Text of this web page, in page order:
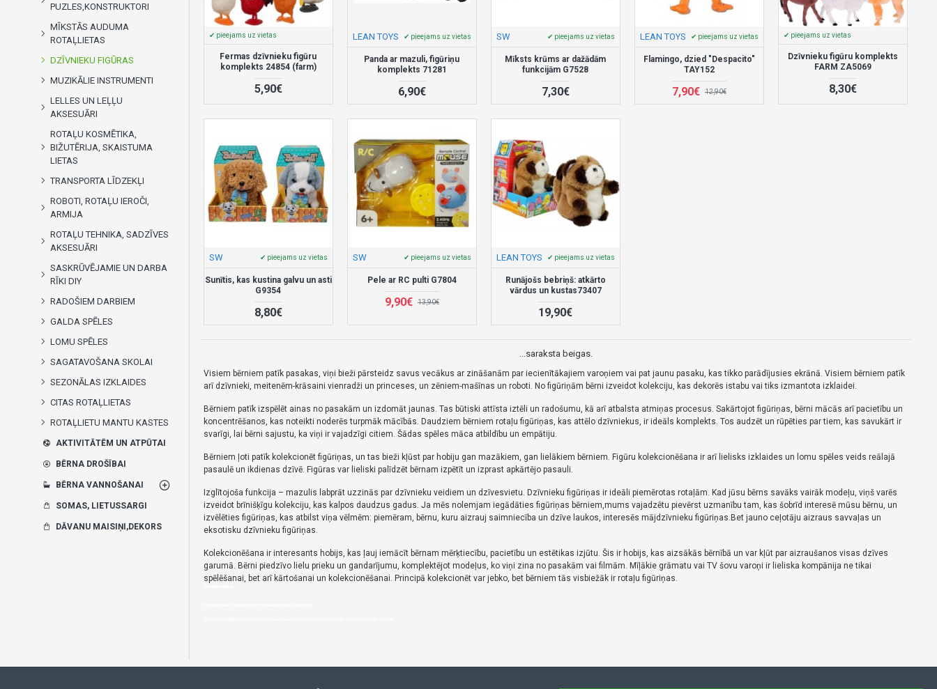
PUZLES,KONSTRUKTORI
MĪKSTĀS AUDUMA
ROTAĻLIETAS
DZĪVNIEKU FIGŪRAS
MUZIKĀLIE INSTRUMENTI
LELLES UN LEĻĻU
AKSESUĀRI
ROTAĻU KOSMĒTIKA,
BIŽUTĒRIJA, SKAISTUMA
LIETAS
TRANSPORTA LĪDZEKĻI
ROBOTI, ROTAĻU IEROČI,
ARMIJA
ROTAĻU TEHNIKA, SADZĪVES
AKSESUĀRI
SASKRŪVĒJAMIE UN DARBA
RĪKI DIY
RADOŠIEM DARBIEM
GALDA SPĒLES
LOMU SPĒLES
SAGATAVOŠANA SKOLAI
SEZONĀLAS IZKLAIDES
CITAS ROTAĻLIETAS
ROTAĻLIETU MANTU KASTES
AKTIVITĀTĒM UN ATPŪTAI
BĒRNA DROŠĪBAI
BĒRNA VANNOŠANAI
SOMAS, LIETUSSARGI
DĀVANU MAISIŅI,DEKORS
Visiem bērniem patīk pasakas, viņi bieži pārsteidz savus vecākus ar zināšanām par iecienītākajiem varoņiem vai pat jaunu pasaku, kas tikko parādījusies ekrānā. Visiem bērniem patīk
arī dzīvnieki, meitenēm-krāsaini vienradži un princeses, un zēniem-mašīnas un roboti. No figūriņām bērni izveidot kolekciju, kas dekorēs istabu vai tiks izmantota izklaidei.
Bērniem patīk izspēlēt ainas no pasakām un izdomāt jaunas. Tas būtiski attīsta iztēli un radošumu, kā arī atbalsta atmiņas procesus. Sakārtojot figūriņas, bērni mācās arī pacietību un
koncentrēšanos, kas noteikti noderēs turpmāk mācībās. Daudziem bērniem rotaļu figūriņas, kas attēlo dzīvniekus, ir ideāls komplekts. Tos audzēt un rūpēties par tiem, kas savukārt ir
svarīgi, lai bērni sajustu, ka viņi ir vajadzīgi citiem. Šādas spēles māca atbildību un empātiju.
Bērniem ļoti patīk kolekcionēt figūriņas, un tas bieži kļūst par hobiju gan mazākiem, gan lielākiem bērniem. Figūru kolekcionēšana ir arī lielisks izklaides un lomu spēles veids reālajā
pasaulē un ikdienas dzīvē. Figūras var lieliski palīdzēt bērnam izpētīt un izprast apkārtējo pasauli.
Izglītojoša funkcija – mazulis labprāt uzzinās par dzīvnieku veidiem un dzīvesvietu. Dzīvnieku figūriņas ir ideāli piemērotas rotaļām. Kad jūsu bērns savāks vairāk modeļu, viņš varēs
izveidot brīnišķīgu kolekciju, kas kalpos daudzus gadus. Ja mēs nolemjam iegādāties figūriņas bērniem,mums vajadzētu pievērst uzmanību tam, kas šobrīd interesē mūsu bērnu, un
izvēlēties figūriņas, kas atbilst viņa vēlmēm: piemēram, bērnu, kuru aizrauj saimniecība un dzīve laukos, interesēs mājdzīvnieku figūriņas. Bet jauno ceļotāju aizraus savvaļas un
eksotisku dzīvnieku figūriņas
Kolekcionēšana ir interesants hobijs, kas ļauj iemācīt bērnam mērķtiecību, pacietību un estētikas izjūtu. Šis ir hobijs, kas aizsākās bērnībā un var kļūt par aizraušanos visas dzīves
garumā. Bērni piedzīvo lielu prieku un gandarījumu, komplektējot modeļus, ko viņi zina no pasakām vai filmām. Mīļākie grāmatu vai TV šovu varoņi ir lieliska kompānija ne tikai
spēlēšanai, bet arī kārtošanai un kolekcionēšanai. Principā kolekcionēt var jebko, bet bērniem tās visbiežāk ir rotaļu figūriņas.
✔ pieejams uz vietas
Fermas dzīvnieku figūru
komplekts 24854 (farm)
5,90€
LEAN TOYS ✔ pieejams uz vietas
Panda ar mazuli, figūriņu
komplekts 71281
6,90€
SW ✔ pieejams uz vietas
Mīksts krūms ar dažādām
funkcijām G7528
7,30€
LEAN TOYS ✔ pieejams uz vietas
Flamingo, dzied "Despacito"
TAY152
7,90€ 12,90€
✔ pieejams uz vietas
Dzīvnieku figūru komplekts
FARM ZA5069
8,30€
SW ✔ pieejams uz vietas
Sunītis, kas kustina galvu un asti
G9354
8,80€
SW ✔ pieejams uz vietas
Pele ar RC pulti G7804
9,90€ 13,90€
LEAN TOYS ✔ pieejams uz vietas
Runājošs bebriņš: atkārto
vārdus un kustas73407
19,90€
...saraksta beigas.